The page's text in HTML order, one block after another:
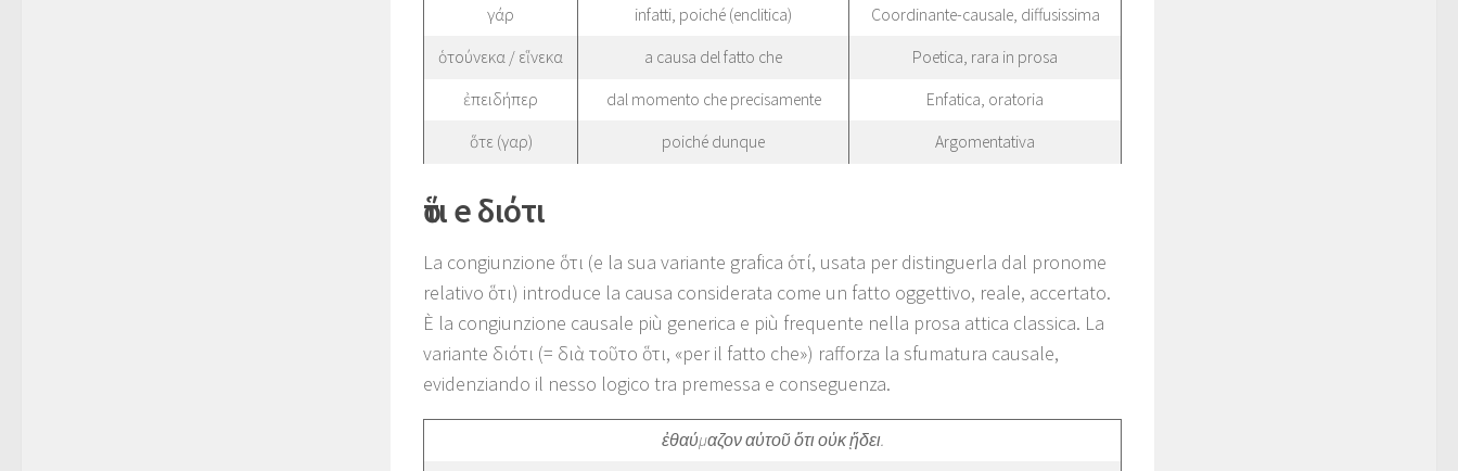
γάρ infatti, poiché (enclitica) Coordinante-causale, diffusissima
ὁτούνεκα / εἵνεκα a causa del fatto che Poetica, rara in prosa
ἐπειδήπερ dal momento che precisamente Enfatica, oratoria
ὅτε (γαρ) poiché dunque Argomentativa
ὅτι e διότι
La congiunzione ὅτι (e la sua variante grafica ὁτί, usata per distinguerla dal pronome
relativo ὅτι) introduce la causa considerata come un fatto oggettivo, reale, accertato.
È la congiunzione causale più generica e più frequente nella prosa attica classica. La
variante διότι (= διὰ τοῦτο ὅτι, «per il fatto che») rafforza la sfumatura causale,
evidenziando il nesso logico tra premessa e conseguenza.
ἐθαύμαζον αὐτοῦ ὅτι οὐκ ᾔδει.